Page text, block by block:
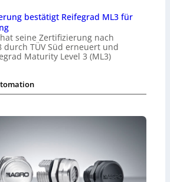
bestätigt Reifegrad ML3 für
seine Zertifizierung nach
durch TÜV Süd erneuert und
Maturity Level 3 (ML3)